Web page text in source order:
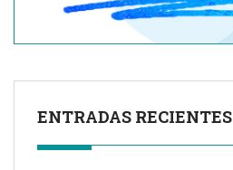
ENTRADAS RECIENTES